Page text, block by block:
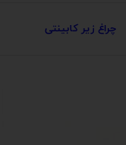
چراغ زیر کابینتی